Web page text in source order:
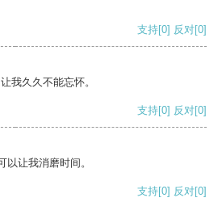
支持[0] 反对[0]
我久久不能忘怀。
支持[0] 反对[0]
以让我消磨时间。
支持[0] 反对[0]